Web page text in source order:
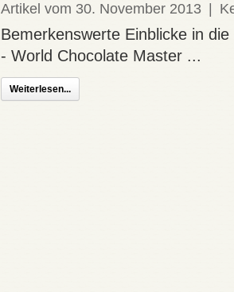
Artikel vom 30. November 2013
Bemerkenswerte Einblicke in
- World Chocolate Master ...
Weiterlesen...